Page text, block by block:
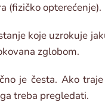
(fizičko opterećenje).
koje uzrokuje
zglobom.
je česta. Ako
treba pregledati.